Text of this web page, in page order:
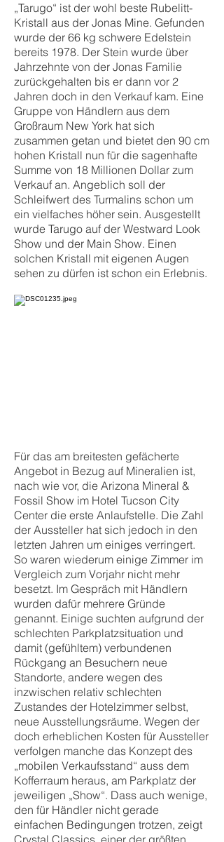
„Tarugo“ ist der wohl beste Rubelitt-
Kristall aus der Jonas Mine. Gefunden
wurde der 66 kg schwere Edelstein
bereits 1978. Der Stein wurde über
Jahrzehnte von der Jonas Familie
zurückgehalten bis er dann vor 2
Jahren doch in den Verkauf kam. Eine
Gruppe von Händlern aus dem
Großraum New York hat sich
zusammen getan und bietet den 90 cm
hohen Kristall nun für die sagenhafte
Summe von 18 Millionen Dollar zum
Verkauf an. Angeblich soll der
Schleifwert des Turmalins schon um
ein vielfaches höher sein. Ausgestellt
wurde Tarugo auf der Westward Look
Show und der Main Show. Einen
solchen Kristall mit eigenen Augen
sehen zu dürfen ist schon ein Erlebnis.
Für das am breitesten gefächerte
Angebot in Bezug auf Mineralien ist,
nach wie vor, die Arizona Mineral &
Fossil Show im Hotel Tucson City
Center die erste Anlaufstelle. Die Zahl
der Aussteller hat sich jedoch in den
letzten Jahren um einiges verringert.
So waren wiederum einige Zimmer im
Vergleich zum Vorjahr nicht mehr
besetzt. Im Gespräch mit Händlern
wurden dafür mehrere Gründe
genannt. Einige suchten aufgrund der
schlechten Parkplatzsituation und
damit (gefühltem) verbundenen
Rückgang an Besuchern neue
Standorte, andere wegen des
inzwischen relativ schlechten
Zustandes der Hotelzimmer selbst,
neue Ausstellungsräume. Wegen der
doch erheblichen Kosten für Aussteller
verfolgen manche das Konzept des
„mobilen Verkaufsstand“ auss dem
Kofferraum heraus, am Parkplatz der
jeweiligen „Show“. Dass auch wenige,
den für Händler nicht gerade
einfachen Bedingungen trotzen, zeigt
Crystal Classics, einer der größten